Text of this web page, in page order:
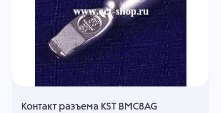
Контакт разъема KST BMC8AG